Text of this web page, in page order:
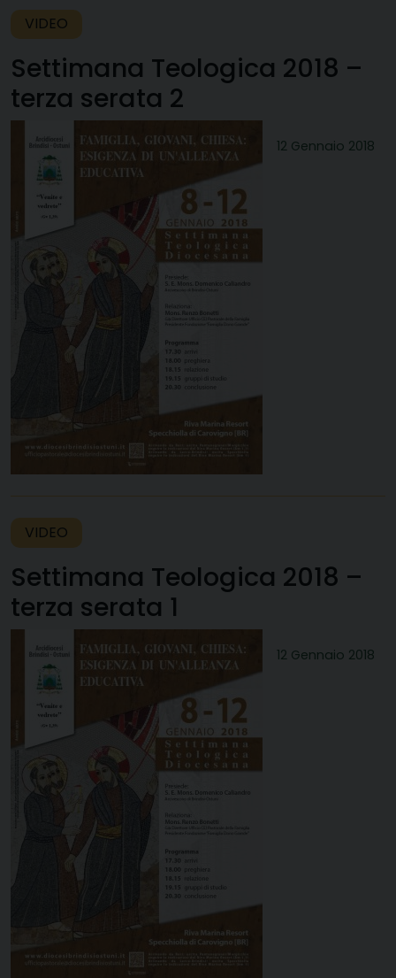
VIDEO
Settimana Teologica 2018 –
terza serata 2
12 Gennaio 2018
VIDEO
Settimana Teologica 2018 –
terza serata 1
12 Gennaio 2018